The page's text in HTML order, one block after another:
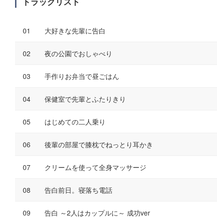
大好きな先輩に告白
夜の公園でおしゃべり
手作りお弁当で昼ごはん
保健室で先輩とふたりきり
はじめての二人乗り
後輩の部屋で膝枕でねっとり耳かき
クリームを使って全身マッサージ
告白前日。寝落ち電話
告白 ～2人はカップルに～ 成功ver